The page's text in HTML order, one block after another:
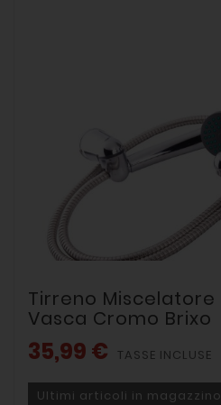
Tirreno Miscelatore
Vasca Cromo Brixo
35,99 € TASSE INCLUSE
Ultimi articoli in magazzino